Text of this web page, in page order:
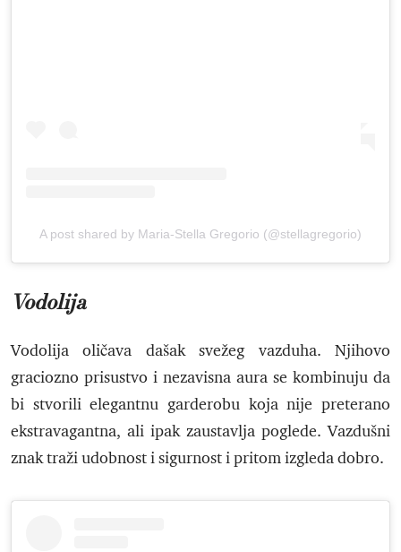
A post shared by Maria-Stella Gregorio (@stellagregorio)
Vodolija
Vodolija oličava dašak svežeg vazduha. Njihovo
graciozno prisustvo i nezavisna aura se kombinuju da
bi stvorili elegantnu garderobu koja nije preterano
ekstravagantna, ali ipak zaustavlja poglede. Vazdušni
znak traži udobnost i sigurnost i pritom izgleda dobro.